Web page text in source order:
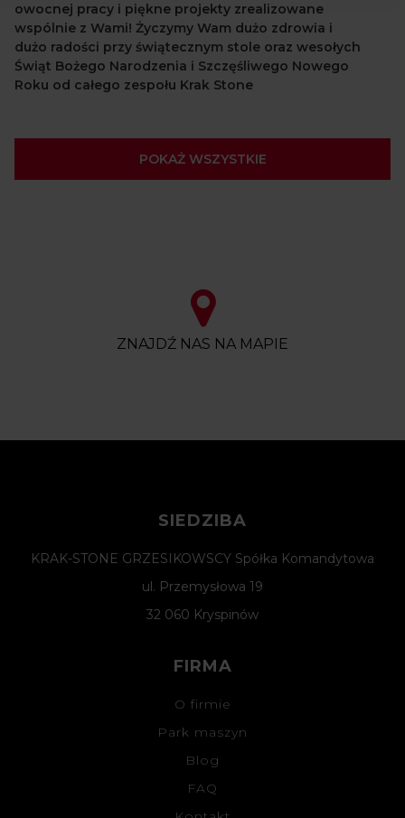
owocnej pracy i piękne projekty zrealizowane
wspólnie z Wami! Życzymy Wam dużo zdrowia i
dużo radości przy świątecznym stole oraz wesołych
Świąt Bożego Narodzenia i Szczęśliwego Nowego
Roku od całego zespołu Krak Stone
POKAŻ WSZYSTKIE
ZNAJDŹ NAS NA MAPIE
SIEDZIBA
KRAK-STONE GRZESIKOWSCY Spółka Komandytowa
ul. Przemysłowa 19
32 060 Kryspinów
FIRMA
O firmie
Park maszyn
Blog
FAQ